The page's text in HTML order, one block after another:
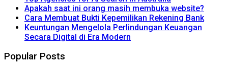
Apakah saat ini orang masih membuka website?
Cara Membuat Bukti Kepemilikan Rekening Bank
Keuntungan Mengelola Perlindungan Keuangan
Secara Digital di Era Modern
Popular Posts